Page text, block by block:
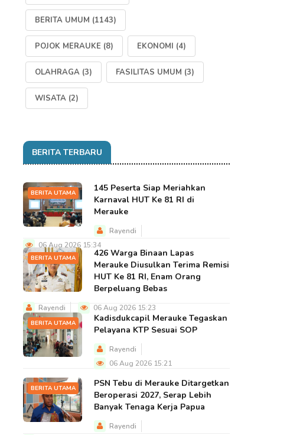
BERITA UMUM (1143)
POJOK MERAUKE (8) EKONOMI (4)
OLAHRAGA (3) FASILITAS UMUM (3)
WISATA (2)
BERITA TERBARU
BERITA UTAMA
145 Peserta Siap Meriahkan
Karnaval HUT Ke 81 RI di
Merauke
Rayendi
06 Aug 2026 15:34
BERITA UTAMA
426 Warga Binaan Lapas
Merauke Diusulkan Terima Remisi
HUT Ke 81 RI, Enam Orang
Berpeluang Bebas
Rayendi 06 Aug 2026 15:23
BERITA UTAMA
Kadisdukcapil Merauke Tegaskan
Pelayana KTP Sesuai SOP
Rayendi
06 Aug 2026 15:21
BERITA UTAMA
PSN Tebu di Merauke Ditargetkan
Beroperasi 2027, Serap Lebih
Banyak Tenaga Kerja Papua
Rayendi